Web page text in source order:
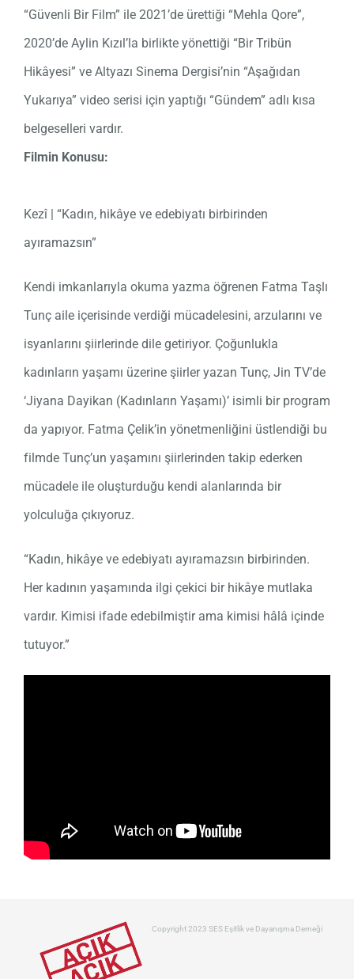
“Güvenli Bir Film” ile 2021’de ürettiği “Mehla Qore”,
2020’de Aylin Kızıl’la birlikte yönettiği “Bir Tribün
Hikâyesi” ve Altyazı Sinema Dergisi’nin “Aşağıdan
Yukarıya” video serisi için yaptığı “Gündem” adlı kısa
belgeselleri vardır.
Filmin Konusu:
Kezî | “Kadın, hikâye ve edebiyatı birbirinden
ayıramazsın”
Kendi imkanlarıyla okuma yazma öğrenen Fatma Taşlı
Tunç aile içerisinde verdiği mücadelesini, arzularını ve
isyanlarını şiirlerinde dile getiriyor. Çoğunlukla
kadınların yaşamı üzerine şiirler yazan Tunç, Jin TV’de
‘Jiyana Dayikan (Kadınların Yaşamı)’ isimli bir program
da yapıyor. Fatma Çelik’in yönetmenliğini üstlendiği bu
filmde Tunç’un yaşamını şiirlerinden takip ederken
mücadele ile oluşturduğu kendi alanlarında bir
yolculuğa çıkıyoruz.
“Kadın, hikâye ve edebiyatı ayıramazsın birbirinden.
Her kadının yaşamında ilgi çekici bir hikâye mutlaka
vardır. Kimisi ifade edebilmiştir ama kimisi hâlâ içinde
tutuyor.”
Copyright 2023 SES Eşitlik ve Dayanışma Derneği